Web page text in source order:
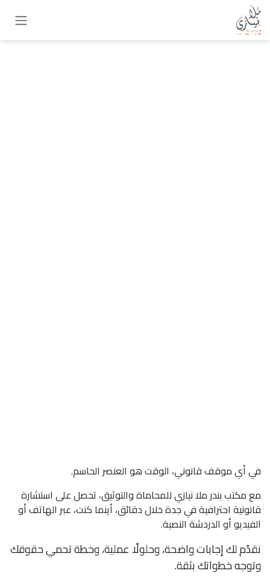
تخطي للذهاب إلى المحتوى
في أي موقف قانوني، الوقت هو العنصر الحاسم.
مع مكتب بندر ملا نيازي للمحاماة والتوثيق، تحصل على استشارة
قانونية احترافية في جدة خلال دقائق، أينما كنت، عبر الهاتف أو
الفيديو أو الدردشة النصية.
نقدّم لك إجابات واضحة، وحلولًا عملية، وخطة تحمي حقوقك
وتوجه خطواتك بثقة.